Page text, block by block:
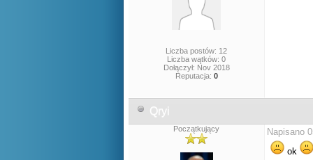
Liczba postów: 12
Liczba wątków: 0
Dołączył: Nov 2018
Reputacja: 0
Qryi
Początkujący
Napisano
ok